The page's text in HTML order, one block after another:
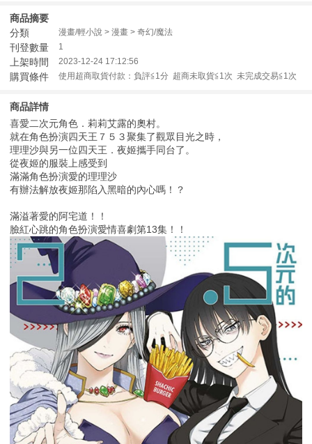
商品摘要
分類
漫畫/輕小說 > 漫畫 > 奇幻/魔法
刊登數量 1
上架時間 2023-12-24 17:12:56
購買條件 使用超商取貨付款：負評≦1分 超商未取貨≦1次 未完成交易≦1次
商品詳情
喜愛二次元角色．莉莉艾露的奧村。
就在角色扮演四天王７５３聚集了觀眾目光之時，
理理沙與另一位四天王．夜姬攜手同台了。
從夜姬的服裝上感受到
滿滿角色扮演愛的理理沙
有辦法解放夜姬那陷入黑暗的內心嗎！？
滿溢著愛的阿宅道！！
臉紅心跳的角色扮演愛情喜劇第13集！！